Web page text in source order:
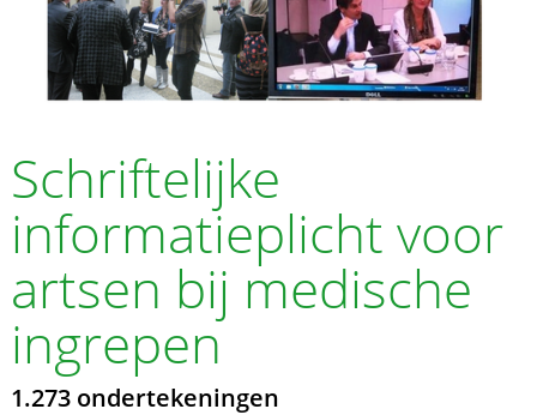
Schriftelijke
informatieplicht voor
artsen bij medische
ingrepen
1.273 ondertekeningen